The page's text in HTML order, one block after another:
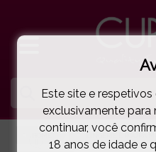
Este site e
exclusivamente para
continuar, você
18 anos de idade e